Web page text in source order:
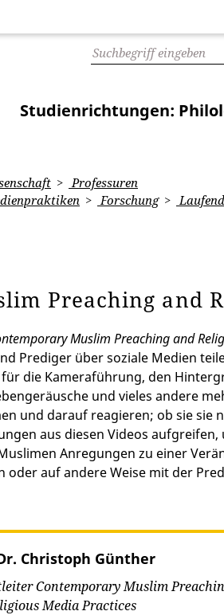
Studienrichtungen:
Professuren
Forschung
Preaching and
Muslim Preaching and
Prediger über soziale Medien
die Kameraführung, den
und vieles andere
und darauf reagieren; ob sie
aus diesen Videos
Anregungen zu einer
oder auf andere Weise mit der
Christoph Günther
Contemporary Muslim
Media Practices